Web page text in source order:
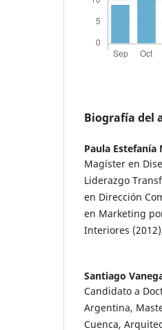
Biografía del
Paula Estefanía
Magíster en
Liderazgo
en Dirección
en Marketing
Interiores
Santiago
Candidato a
Argentina,
Cuenca,